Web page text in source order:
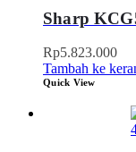
Sharp
Rp5.823.000
Tambah ke
Quick View